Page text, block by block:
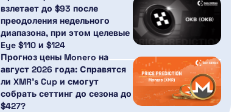
взлетает до $93 после
преодоления недельного
диапазона, при этом целевые
Eye $110 и $124
Прогноз цены Monero на
август 2026 года: Справятся
ли XMR’s Cup и смогут
собрать сеттинг до сезона до
$427?